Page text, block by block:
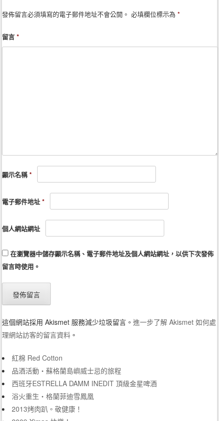
發佈留言必須填寫的電子郵件地址不會公開。 必填欄位標示為*
留言*
顯示名稱*
電子郵件地址*
個人網站網址
在瀏覽器中儲存顯示名稱、電子郵件地址及個人網站網址，以供下次發佈
留言時使用。
這個網站採用 Akismet 服務減少垃圾留言。進一步了解 Akismet 如何處
理網站訪客的留言資料 。
紅棉 Red Cotton
品酒活動‧蘇格蘭島嶼威士忌的旅程
西班牙ESTRELLA DAMM INEDIT 頂級金星啤酒
浴火重生‧格蘭菲迪雪鳳凰
2013烤肉趴。敬健康！